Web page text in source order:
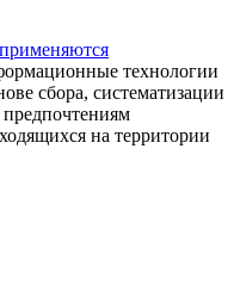
применяются
технологии
сбора, систематизации
на территории